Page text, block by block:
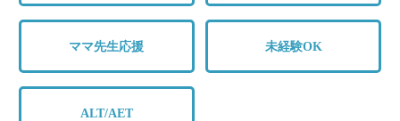
ママ先生応援 未経験OK
ALT/AET